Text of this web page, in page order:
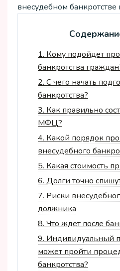
внесудебном банкротстве
1.Кому подойдет
банкротства
2.С чего начать
банкротства?
3.Как правильно
МФЦ?
4.Какой порядок
внесудебного
5.Какая стоимость
6.Долги точно
7.Риски
должника
8.Что ждет после
9.Индивидуальный
может пройти
банкротства?